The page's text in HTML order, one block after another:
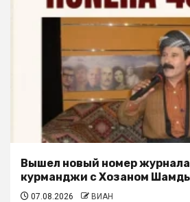
Вышел новый номер
курманджи с Хозаном
07.08.2026 ВИАН